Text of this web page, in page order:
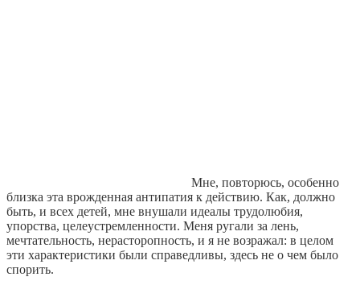
Мне, повторюсь, особенно
близка эта врожденная антипатия к действию. Как, должно
быть, и всех детей, мне внушали идеалы трудолюбия,
упорства, целеустремленности. Меня ругали за лень,
мечтательность, нерасторопность, и я не возражал: в целом
эти характеристики были справедливы, здесь не о чем было
спорить.